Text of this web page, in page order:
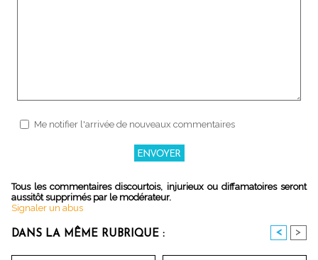
Me notifier l'arrivée de nouveaux commentaires
Tous les commentaires discourtois, injurieux ou diffamatoires seront
aussitôt supprimés par le modérateur.
Signaler un abus
DANS LA MÊME RUBRIQUE : < >